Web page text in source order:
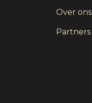
Over ons
Partners